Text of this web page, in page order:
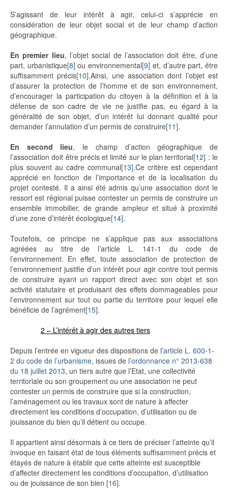
S’agissant de leur intérêt à agir, celui-ci s’apprécie en
considération de leur objet social et de leur champ d’action
géographique.
En premier lieu, l’objet social de l’association doit être, d’une
part, urbanistique[8] ou environnemental[9] et, d’autre part, être
suffisamment précis[10].Ainsi, une association dont l’objet est
d’assurer la protection de l’homme et de son environnement,
d’encourager la participation du citoyen à la définition et à la
défense de son cadre de vie ne justifie pas, eu égard à la
généralité de son objet, d’un intérêt lui donnant qualité pour
demander l’annulation d’un permis de construire[11].
En second lieu, le champ d’action géographique de
l’association doit être précis et limité sur le plan territorial[12] : le
plus souvent au cadre communal[13].Ce critère est cependant
apprécié en fonction de l’importance et de la localisation du
projet contesté. Il a ainsi été admis qu’une association dont le
ressort est régional puisse contester un permis de construire un
ensemble immobilier, de grande ampleur et situé à proximité
d’une zone d’intérêt écologique[14].
Toutefois, ce principe ne s’applique pas aux associations
agréées au titre de l’article L. 141-1 du code de
l’environnement. En effet, toute association de protection de
l’environnement justifie d’un intérêt pour agir contre tout permis
de construire ayant un rapport direct avec son objet et son
activité statutaire et produisant des effets dommageables pour
l’environnement sur tout ou partie du territoire pour lequel elle
bénéficie de l’agrément[15].
2 – L’intérêt à agir des autres tiers
Depuis l’entrée en vigueur des dispositions de l’article L. 600-1-
2 du code de l’urbanisme, issues de l’ordonnance n° 2013-638
du 18 juillet 2013, un tiers autre que l’Etat, une collectivité
territoriale ou son groupement ou une association ne peut
contester un permis de construire que si la construction,
l’aménagement ou les travaux sont de nature à affecter
directement les conditions d’occupation, d’utilisation ou de
jouissance du bien qu’il détient ou occupe.
Il appartient ainsi désormais à ce tiers de préciser l’atteinte qu’il
invoque en faisant état de tous éléments suffisamment précis et
étayés de nature à établir que cette atteinte est susceptible
d’affecter directement les conditions d’occupation, d’utilisation
ou de jouissance de son bien [16].